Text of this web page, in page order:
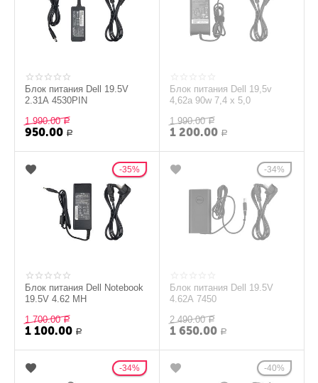
Блок питания Dell 19.5V
2.31A 4530PIN
1 990.00 Р
950.00 Р
Блок питания Dell 19,5v
4,62a 90w 7,4 x 5,0
1 990.00 Р
1 200.00 Р
35%
Блок питания Dell Notebook
19.5V 4.62 MH
1 700.00 Р
1 100.00 Р
34%
Блок питания Dell 19.5V
4.62A 7450
2 490.00 Р
1 650.00 Р
34% 40%